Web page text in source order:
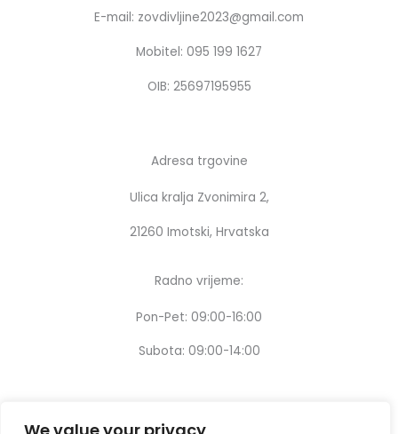
o
k
r
a
m
E-mail: zovdivljine2023@gmail.com
Mobitel: 095 199 1627
OIB: 25697195955
Adresa trgovine
Ulica kralja Zvonimira 2,
21260 Imotski, Hrvatska
Radno vrijeme:
Pon-Pet: 09:00-16:00
Subota: 09:00-14:00